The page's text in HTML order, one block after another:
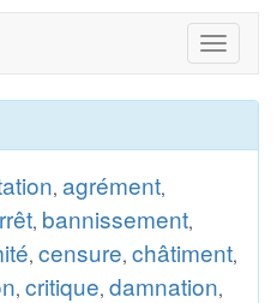
Toggle
, agrément,
, bannissement,
, censure, châtiment,
, critique, damnation,